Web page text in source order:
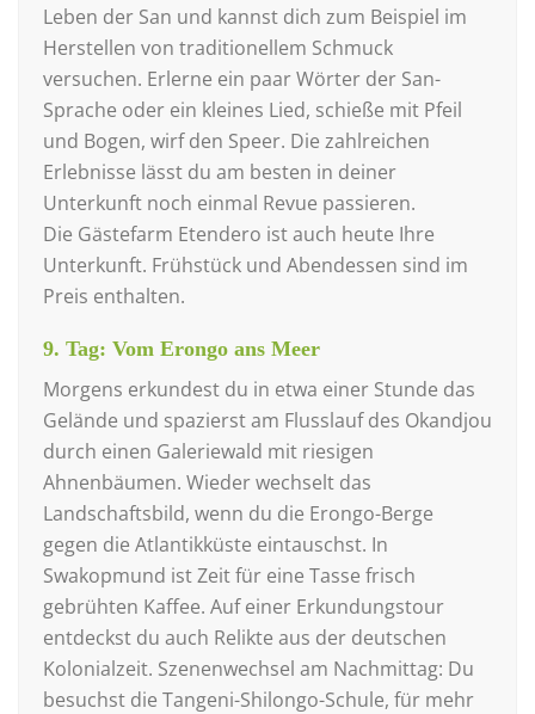
Leben der San und kannst dich zum Beispiel im
Herstellen von traditionellem Schmuck
versuchen. Erlerne ein paar Wörter der San-
Sprache oder ein kleines Lied, schieße mit Pfeil
und Bogen, wirf den Speer. Die zahlreichen
Erlebnisse lässt du am besten in deiner
Unterkunft noch einmal Revue passieren.
Die Gästefarm Etendero ist auch heute Ihre
Unterkunft. Frühstück und Abendessen sind im
Preis enthalten.
9. Tag: Vom Erongo ans Meer
Morgens erkundest du in etwa einer Stunde das
Gelände und spazierst am Flusslauf des Okandjou
durch einen Galeriewald mit riesigen
Ahnenbäumen. Wieder wechselt das
Landschaftsbild, wenn du die Erongo-Berge
gegen die Atlantikküste eintauschst. In
Swakopmund ist Zeit für eine Tasse frisch
gebrühten Kaffee. Auf einer Erkundungstour
entdeckst du auch Relikte aus der deutschen
Kolonialzeit. Szenenwechsel am Nachmittag: Du
besuchst die Tangeni-Shilongo-Schule, für mehr